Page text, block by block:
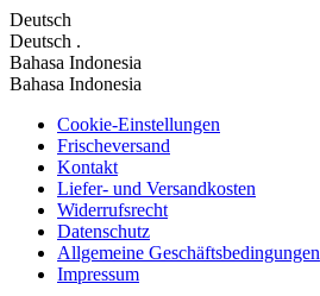
Deutsch
Deutsch .
Bahasa Indonesia
Bahasa Indonesia
Cookie-Einstellungen
Frischeversand
Kontakt
Liefer- und Versandkosten
Widerrufsrecht
Datenschutz
Allgemeine Geschäftsbedingungen
Impressum